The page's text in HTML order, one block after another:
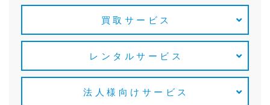
買取サービス
レンタルサービス
法人様向けサービス